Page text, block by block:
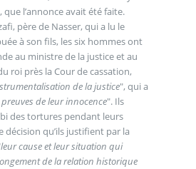
que l’annonce avait été faite.
père de Nasser, qui a lu le
à son fils, les six hommes ont
au ministre de la justice et au
roi près la Cour de cassation,
de la justice", qui a
preuves de leur innocence". Ils
des tortures pendant leurs
décision qu’ils justifient par la
leur cause et leur situation qui
de la relation historique